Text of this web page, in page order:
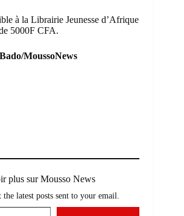
à la Librairie Jeunesse d’Afrique
5000F CFA.
MoussoNews
plus sur Mousso News
the latest posts sent to your email.